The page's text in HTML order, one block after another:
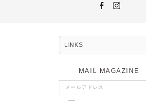
2022年3月
2019年10
LINKS
MAIL MAGAZINE